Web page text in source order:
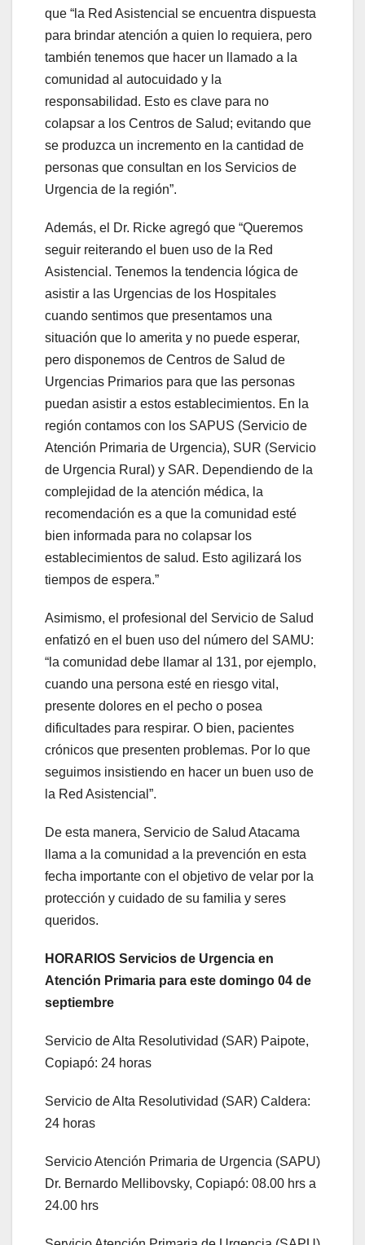
que “la Red Asistencial se encuentra dispuesta
para brindar atención a quien lo requiera, pero
también tenemos que hacer un llamado a la
comunidad al autocuidado y la
responsabilidad. Esto es clave para no
colapsar a los Centros de Salud; evitando que
se produzca un incremento en la cantidad de
personas que consultan en los Servicios de
Urgencia de la región”.
Además, el Dr. Ricke agregó que “Queremos
seguir reiterando el buen uso de la Red
Asistencial. Tenemos la tendencia lógica de
asistir a las Urgencias de los Hospitales
cuando sentimos que presentamos una
situación que lo amerita y no puede esperar,
pero disponemos de Centros de Salud de
Urgencias Primarios para que las personas
puedan asistir a estos establecimientos. En la
región contamos con los SAPUS (Servicio de
Atención Primaria de Urgencia), SUR (Servicio
de Urgencia Rural) y SAR. Dependiendo de la
complejidad de la atención médica, la
recomendación es a que la comunidad esté
bien informada para no colapsar los
establecimientos de salud. Esto agilizará los
tiempos de espera.”
Asimismo, el profesional del Servicio de Salud
enfatizó en el buen uso del número del SAMU:
“la comunidad debe llamar al 131, por ejemplo,
cuando una persona esté en riesgo vital,
presente dolores en el pecho o posea
dificultades para respirar. O bien, pacientes
crónicos que presenten problemas. Por lo que
seguimos insistiendo en hacer un buen uso de
la Red Asistencial”.
De esta manera, Servicio de Salud Atacama
llama a la comunidad a la prevención en esta
fecha importante con el objetivo de velar por la
protección y cuidado de su familia y seres
queridos.
HORARIOS Servicios de Urgencia en
Atención Primaria para este domingo 04 de
septiembre
Servicio de Alta Resolutividad (SAR) Paipote,
Copiapó: 24 horas
Servicio de Alta Resolutividad (SAR) Caldera:
24 horas
Servicio Atención Primaria de Urgencia (SAPU)
Dr. Bernardo Mellibovsky, Copiapó: 08.00 hrs a
24.00 hrs